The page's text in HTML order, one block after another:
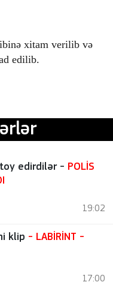
xitam verilib və
edilib.
toy edirdilər - POLİS
19:02
klip - LABİRİNT -
17:00